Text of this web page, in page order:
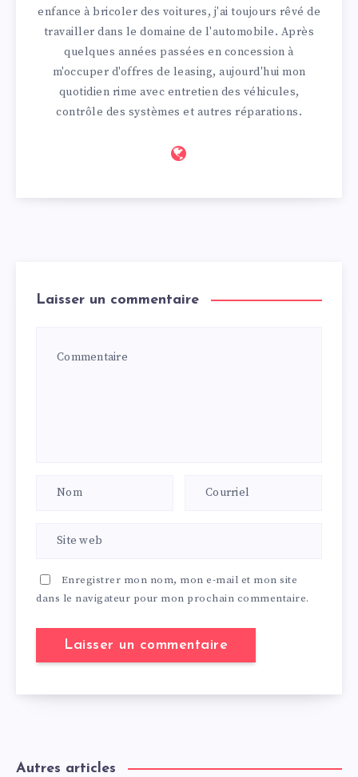
enfance à bricoler des voitures, j'ai toujours rêvé de
travailler dans le domaine de l'automobile. Après
quelques années passées en concession à
m'occuper d'offres de leasing, aujourd'hui mon
quotidien rime avec entretien des véhicules,
contrôle des systèmes et autres réparations.
Laisser un commentaire
Enregistrer mon nom, mon e-mail et mon site
dans le navigateur pour mon prochain commentaire.
Autres articles